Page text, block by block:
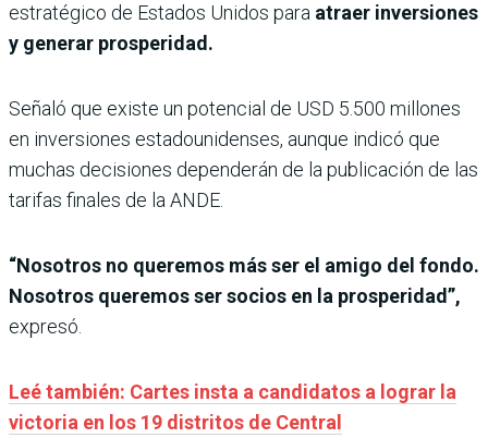
estratégico de Estados Unidos para atraer inversiones
y generar prosperidad.
Señaló que existe un potencial de USD 5.500 millones
en inversiones estadounidenses, aunque indicó que
muchas decisiones dependerán de la publicación de las
tarifas finales de la ANDE.
“Nosotros no queremos más ser el amigo del fondo.
Nosotros queremos ser socios en la prosperidad”,
expresó.
Leé también: Cartes insta a candidatos a lograr la
victoria en los 19 distritos de Central